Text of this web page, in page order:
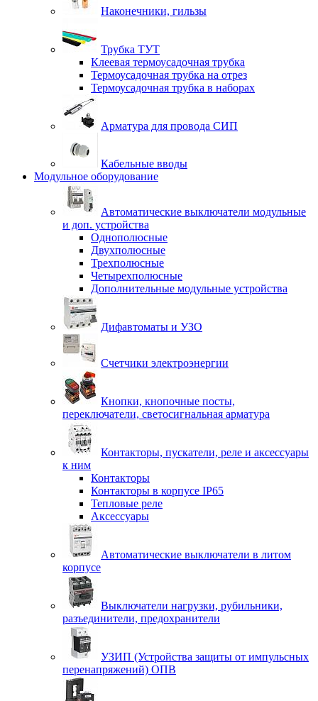
Наконечники, гильзы
Трубка ТУТ
Клеевая термоусадочная трубка
Термоусадочная трубка на отрез
Термоусадочная трубка в наборах
Арматура для провода СИП
Кабельные вводы
Модульное оборудование
Автоматические выключатели модульные
и доп. устройства
Однополюсные
Двухполюсные
Трехполюсные
Четырехполюсные
Дополнительные модульные устройства
Дифавтоматы и УЗО
Счетчики электроэнергии
Кнопки, кнопочные посты,
переключатели, светосигнальная арматура
Контакторы, пускатели, реле и аксессуары
к ним
Контакторы
Контакторы в корпусе IP65
Тепловые реле
Аксессуары
Автоматические выключатели в литом
корпусе
Выключатели нагрузки, рубильники,
разъединители, предохранители
УЗИП (Устройства защиты от импульсных
перенапряжений) ОПВ